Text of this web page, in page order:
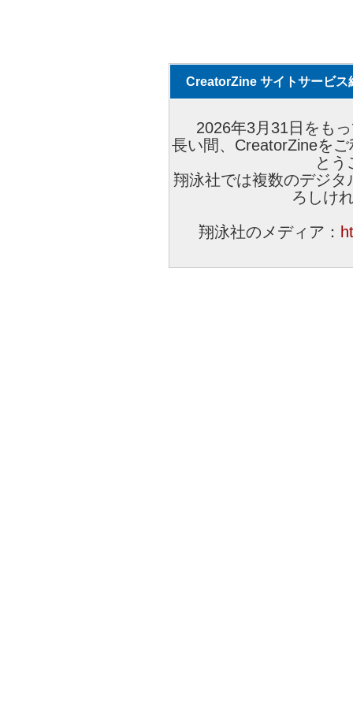
CreatorZine サイトサービス
2026年3月31日をも
長い間、CreatorZineを
とう
翔泳社では複数のデジ
ろしけ
翔泳社のメディア：